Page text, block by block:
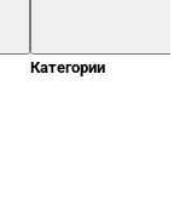
Категории